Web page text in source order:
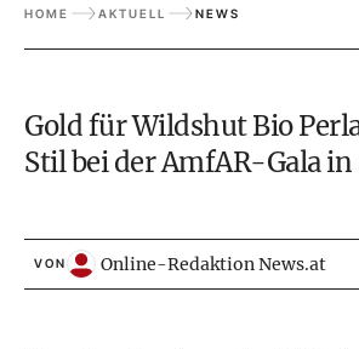
HOME AKTUELL NEWS
Gold für Wildshut Bio
Stil bei der AmfAR-Gala in
VON Online-Redaktion News.at